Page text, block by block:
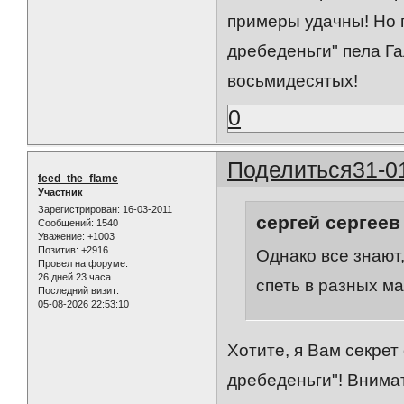
примеры удачны! Но
дребеденьги" пела
восьмидесятых!
0
Поделиться31-
feed_the_flame
Участник
Зарегистрирован: 16-03-2011
Сообщений: 1540
Уважение: +1003
Позитив: +2916
Провел на форуме:
26 дней 23 часа
Последний визит:
05-08-2026 22:53:10
сергей
Однако все
спеть в разных
Хотите, я Вам
дребеденьги"!